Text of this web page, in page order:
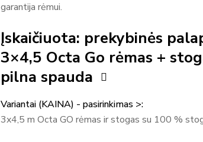
garantija rėmui.
Įskaičiuota: prekybinės
3×4,5 Octa Go rėmas +
pilna spauda
Variantai (KAINA) - pasirinkimas >
3x4,5 m Octa GO rėmas ir stogas su 100 %